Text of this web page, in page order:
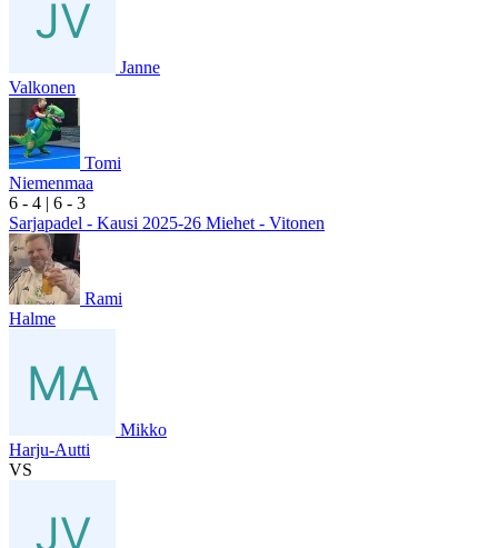
Janne
Valkonen
Tomi
Niemenmaa
6 - 4 | 6 - 3
Sarjapadel - Kausi 2025-26 Miehet - Vitonen
Rami
Halme
Mikko
Harju-Autti
VS